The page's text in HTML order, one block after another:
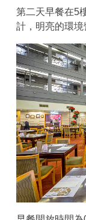
第二天早餐在5
計，明亮的環境